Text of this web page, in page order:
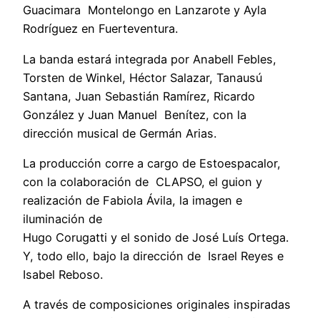
Guacimara Montelongo en Lanzarote y Ayla
Rodríguez en Fuerteventura.
La banda estará integrada por Anabell Febles,
Torsten de Winkel, Héctor Salazar, Tanausú
Santana, Juan Sebastián Ramírez, Ricardo
González y Juan Manuel Benítez, con la
dirección musical de Germán Arias.
La producción corre a cargo de Estoespacalor,
con la colaboración de CLAPSO, el guion y
realización de Fabiola Ávila, la imagen e
iluminación de
Hugo Corugatti y el sonido de José Luís Ortega.
Y, todo ello, bajo la dirección de Israel Reyes e
Isabel Reboso.
A través de composiciones originales inspiradas